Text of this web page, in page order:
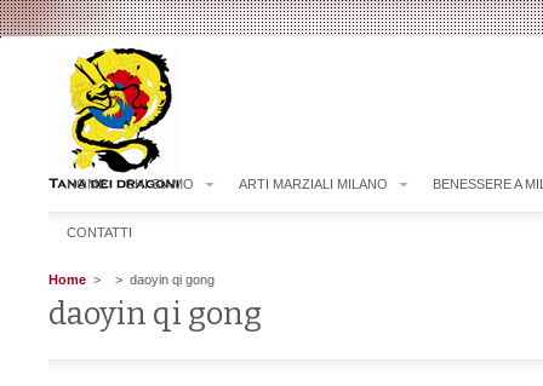
HOME CHI SIAMO ARTI MARZIALI MILANO BENESSERE A
CONTATTI
Home > > daoyin qi gong
daoyin qi gong